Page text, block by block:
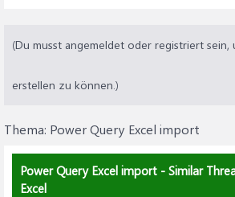
(Du musst angemeldet oder registriert
erstellen zu können.)
Thema: Power Query Excel import
Power Query Excel import - Similar
Excel